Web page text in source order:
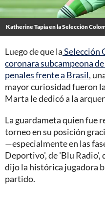
Katherine Tapia en la Selección
Luego de que laSelección
coronara subcampeona
penales frente a Brasil,
mayor curiosidad fueron
Marta le dedicó a la
La guardameta quien fue
torneo en su posición
—especialmente en las
Deportivo’, de 'Blu
dijo la histórica jugadora
partido.